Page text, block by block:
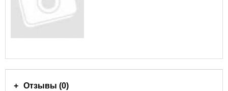
Отзывы (0)